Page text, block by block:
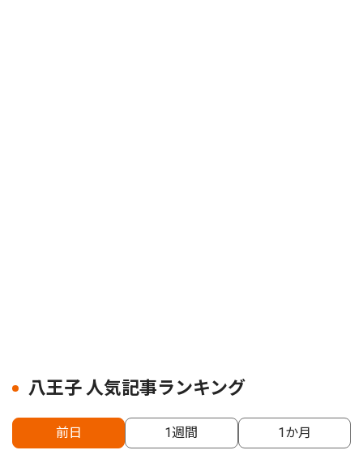
八王子 人気記事ランキング
前日 1週間 1か月